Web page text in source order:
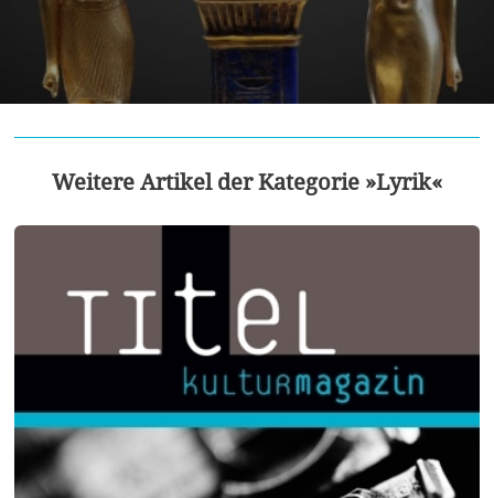
Weitere Artikel der Kategorie »Lyrik«